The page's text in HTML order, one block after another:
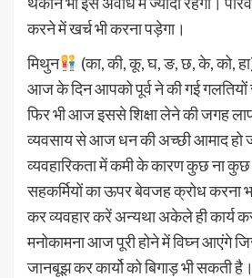
करने में खर्च भी करना पड़ेगा।
मिथुन
(का, की, कू, घ, ङ, छ, के, को,
आज के दिन आपको पूर्व ने की गई गलतियों
फिर भी आज इससे शिक्षा लेने की जगह
व्यवसाय से आज धन की अच्छी आमाद हो
व्यवहारिकता में कमी के कारण कुछ ना
सहकर्मियों का ऊपर बेवजह क्रोध करना
कर व्यवहार करें अन्यथा अकेले ही कार्य
मनोकामना आज पूरी होने में विघ्न आएंगे
जानबूझ कर कार्यो को बिगाड़ भी सकती